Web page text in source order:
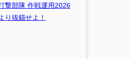
撃部隊 作戦運用2026
り抜錨せよ！